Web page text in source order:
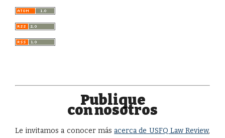
Publique
con nosotros
Le invitamos a conocer másacerca de USFQ Law Review,